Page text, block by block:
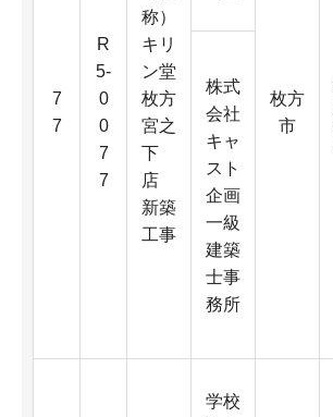
7
7
R
5-
0
0
7
7
称）
キリ
ン堂
枚方
宮之
下
店
新築
工事
枚方
市
株式
会社
キャ
スト
企画
一級
建築
士事
務所
学校